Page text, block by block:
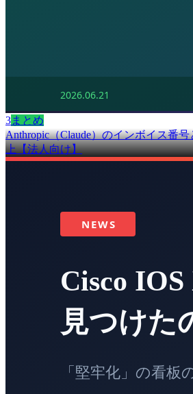
3まとめ
Anthropic（Claude）のインボイス番
上【法人向け】